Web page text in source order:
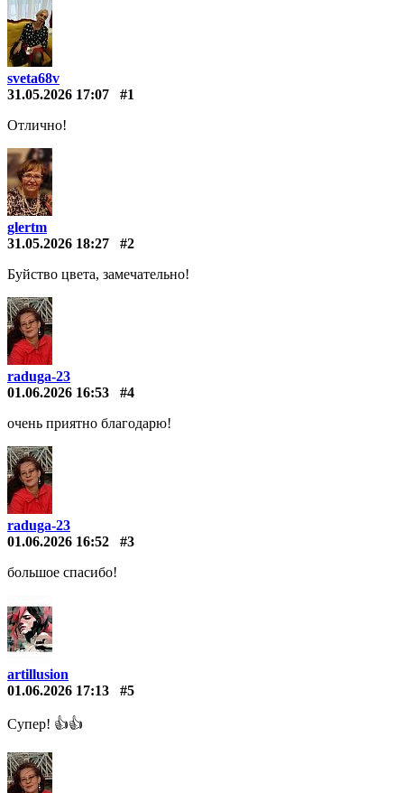
sveta68v
31.05.2026 17:07
#1
Отлично!
glertm
31.05.2026 18:27
#2
Буйство цвета, замечательно!
raduga-23
01.06.2026 16:53
#4
очень приятно благодарю!
raduga-23
01.06.2026 16:52
#3
большое спасибо!
artillusion
01.06.2026 17:13
#5
Супер! 👍👍